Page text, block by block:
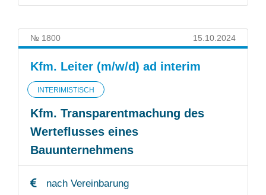
№ 1800 15.10.2024
Kfm. Leiter (m/w/d) ad interim
INTERIMISTISCH
Kfm. Transparentmachung des
Werteflusses eines
Bauunternehmens
nach Vereinbarung